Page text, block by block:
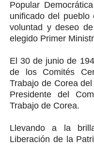
Popular
unificado del
voluntad y deseo
elegido Primer
El 30 de junio de
de los Comités
Trabajo de Corea
Presidente del
Trabajo de Corea.
Llevando a la
Liberación de la